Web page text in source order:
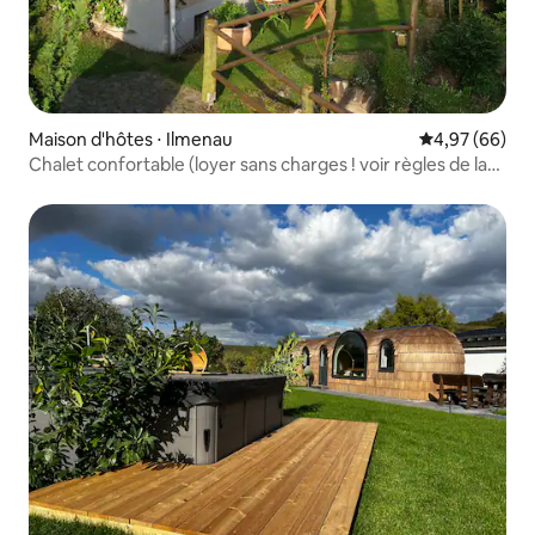
Maison d'hôtes ⋅ Ilmenau Évaluation
4,97 (66)
Chalet confortable (loyer sans charges ! voir règles de la